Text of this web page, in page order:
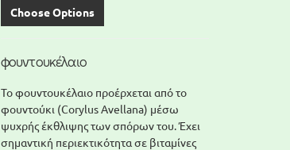
Choose Options
φουντουκέλαιο
Το φουντουκέλαιο προέρχεται από το
φουντούκι (Corylus Avellana) μέσω
ψυχρής έκθλιψης των σπόρων του. Έχει
σημαντική περιεκτικότητα σε βιταμίνες